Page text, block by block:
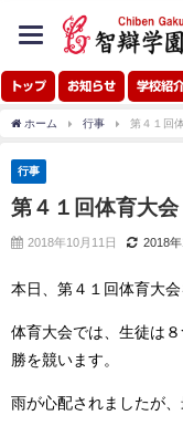
toggle
navigation
トップ お知らせ 学校紹
ホーム 行事 第４１回
行事
第４１回体育大会
2018年10月11日 2018
本日、第４１回体育大会
体育大会では、生徒は
勝を競います。
雨が心配されましたが